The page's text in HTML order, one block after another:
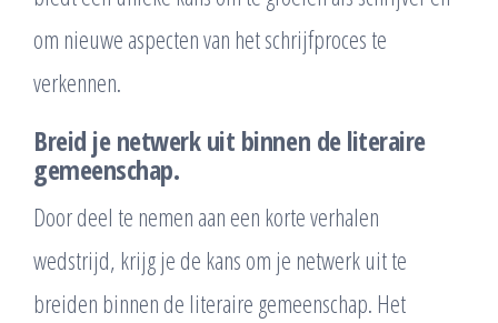
om nieuwe aspecten van het schrijfproces te
verkennen.
Breid je netwerk uit binnen de literaire
gemeenschap.
Door deel te nemen aan een korte verhalen
wedstrijd, krijg je de kans om je netwerk uit te
breiden binnen de literaire gemeenschap. Het